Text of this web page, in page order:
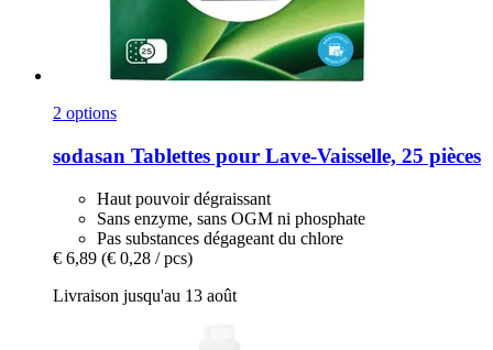
2 options
sodasan Tablettes pour Lave-​Vaisselle, 25 pièces
Haut pouvoir dégraissant
Sans enzyme, sans OGM ni phosphate
Pas substances dégageant du chlore
€ 6,89 (€ 0,28 / pcs)
Livraison jusqu'au 13 août